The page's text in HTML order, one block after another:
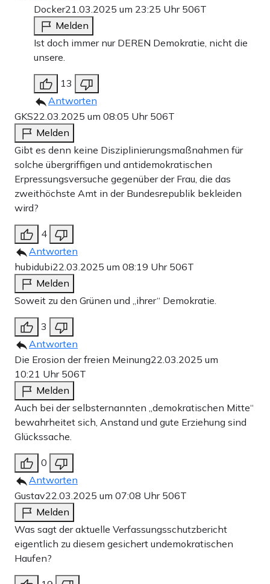
Docker21.03.2025 um 23:25 Uhr 506T
Melden
Ist doch immer nur DEREN Demokratie, nicht die
unsere.
13
Antworten
GKS22.03.2025 um 08:05 Uhr 506T
Melden
Gibt es denn keine Disziplinierungsmaßnahmen für
solche übergriffigen und antidemokratischen
Erpressungsversuche gegenüber der Frau, die das
zweithöchste Amt in der Bundesrepublik bekleiden
wird?
4
Antworten
hubidubi22.03.2025 um 08:19 Uhr 506T
Melden
Soweit zu den Grünen und „ihrer“ Demokratie.
3
Antworten
Die Erosion der freien Meinung22.03.2025 um
10:21 Uhr 506T
Melden
Auch bei der selbsternannten „demokratischen Mitte“
bewahrheitet sich, Anstand und gute Erziehung sind
Glückssache.
0
Antworten
Gustav22.03.2025 um 07:08 Uhr 506T
Melden
Was sagt der aktuelle Verfassungsschutzbericht
eigentlich zu diesem gesichert undemokratischen
Haufen?